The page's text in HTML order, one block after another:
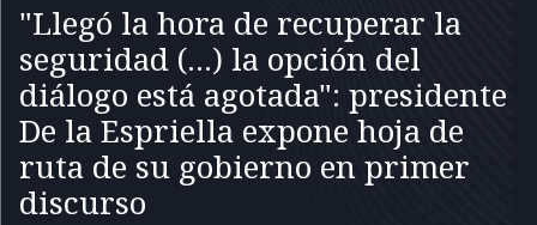
"Llegó la hora de recuperar la
seguridad (...) la opción del
diálogo está agotada": presidente
De la Espriella expone hoja de
ruta de su gobierno en primer
discurso